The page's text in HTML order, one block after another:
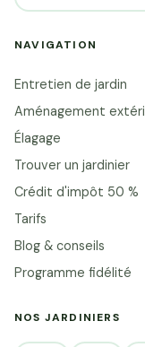
NAVIGATION
Entretien de jardin
Aménagement
Élagage
Trouver un jardinier
Crédit d'impôt 50 %
Tarifs
Blog & conseils
Programme fidélité
NOS JARDINIERS